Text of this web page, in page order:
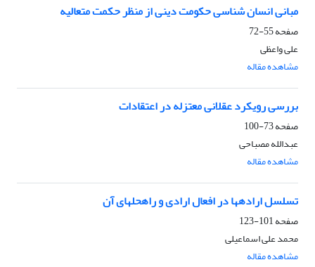
مبانی انسان شناسی حکومت دینی از منظر حکمت متعالیه
صفحه55-72
علی واعظی
مشاهده مقاله
بررسی رویکرد عقلانی معتزله در اعتقادات
صفحه73-100
عبدالله مصباحی
مشاهده مقاله
تسلسل اراده‏ها در افعال ارادی و راه‏حل‏های آن
صفحه101-123
محمد علی اسماعیلی
مشاهده مقاله